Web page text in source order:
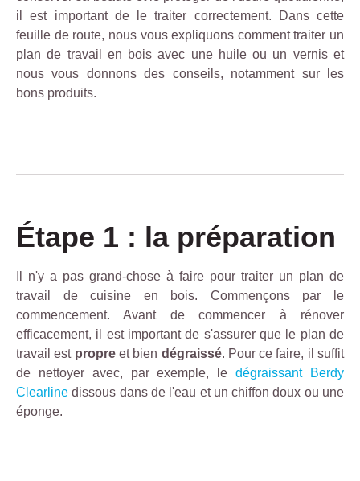
il est important de le traiter correctement. Dans cette
feuille de route, nous vous expliquons comment traiter un
plan de travail en bois avec une huile ou un vernis et
nous vous donnons des conseils, notamment sur les
bons produits.
Étape 1 : la préparation
Il n'y a pas grand-chose à faire pour traiter un plan de
travail de cuisine en bois. Commençons par le
commencement. Avant de commencer à rénover
efficacement, il est important de s'assurer que le plan de
travail est propre et bien dégraissé. Pour ce faire, il suffit
de nettoyer avec, par exemple, ledégraissant Berdy
Clearline dissous dans de l'eau et un chiffon doux ou une
éponge.